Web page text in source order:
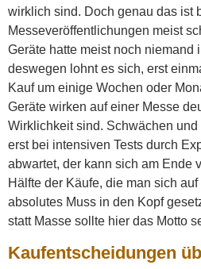
wirklich sind. Doch genau das ist
Messeveröffentlichungen meist
Geräte hatte meist noch niemand
deswegen lohnt es sich, erst
Kauf um einige Wochen oder
Geräte wirken auf einer Messe
Wirklichkeit sind. Schwächen
erst bei intensiven Tests durch
abwartet, der kann sich am Ende
Hälfte der Käufe, die man sich
absolutes Muss in den Kopf
statt Masse sollte hier das Motto
Kaufentscheidungen